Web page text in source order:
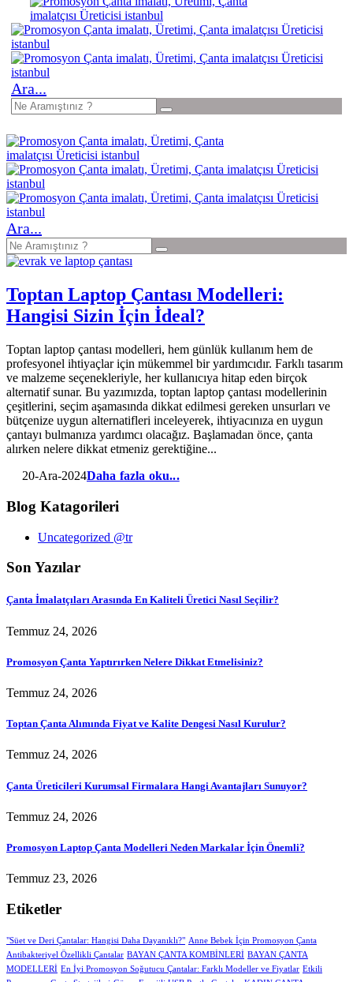
Ara...
Ara...
Toptan Laptop Çantası Modelleri:
Hangisi Sizin İçin İdeal?
Toptan laptop çantası modelleri, hem günlük kullanım hem de
profesyonel ihtiyaçlar için mükemmel bir yardımcıdır. Farklı tasarım
ve malzeme seçenekleriyle, her kullanıcıya hitap eden birçok
alternatif sunar. Bu yazımızda, toptan laptop çantası modellerinin
çeşitlerini, seçim aşamasında dikkat edilmesi gereken unsurları ve
bütçenize uygun alternatifleri inceleyerek, ihtiyacınıza en uygun
çantayı bulmanıza yardımcı olacağız. Başlamadan önce, çanta
alırken nelere dikkat etmeniz gerektiğine...
20-Ara-2024Daha fazla oku...
Blog Katagorileri
Uncategorized @tr
Son Yazılar
Çanta İmalatçıları Arasında En Kaliteli Üretici Nasıl Seçilir?
Temmuz 24, 2026
Promosyon Çanta Yaptırırken Nelere Dikkat Etmelisiniz?
Temmuz 24, 2026
Toptan Çanta Alımında Fiyat ve Kalite Dengesi Nasıl Kurulur?
Temmuz 24, 2026
Çanta Üreticileri Kurumsal Firmalara Hangi Avantajları Sunuyor?
Temmuz 24, 2026
Promosyon Laptop Çanta Modelleri Neden Markalar İçin Önemli?
Temmuz 23, 2026
Etiketler
"Süet ve Deri Çantalar: Hangisi Daha Dayanıklı?" Anne Bebek İçin Promosyon Çanta
Antibakteriyel Özellikli Çantalar BAYAN ÇANTA KOMBİNLERİ BAYAN ÇANTA
MODELLERİ En İyi Promosyon Soğutucu Çantalar: Farklı Modeller ve Fiyatlar Etkili